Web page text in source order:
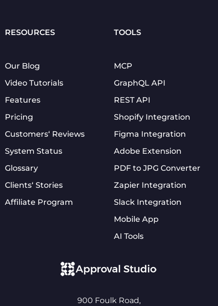
RESOURCES
Our Blog
Video Tutorials
Features
Pricing
Customers‘ Reviews
System Status
Glossary
Clients‘ Stories
Affiliate Program
TOOLS
MCP
GraphQL API
REST API
Shopify Integration
Figma Integration
Adobe Extension
PDF to JPG Converter
Zapier Integration
Slack Integration
Mobile App
AI Tools
900 Foulk Road,